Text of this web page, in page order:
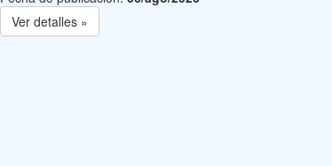
Ver detalles »